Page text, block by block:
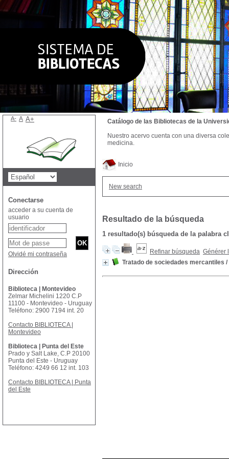
Inicio
New search
Resultado de la búsqueda
1 resultado(s) búsqueda de la palabra
Refinar búsqueda Générer
Tratado de sociedades mercantiles /
Catálogo de las Bibliotecas de la
Nuestro acervo cuenta con una diversa
medicina.
A- A A+
Conectarse
acceder a su cuenta de
usuario
Olvidé mi contraseña
Dirección
Biblioteca | Montevideo
Zelmar Michelini 1220 C.P
11100 - Montevideo - Uruguay
Teléfono: 2900 7194 int. 20
Contacto BIBLIOTECA |
Montevideo
Biblioteca | Punta del Este
Prado y Salt Lake, C.P 20100
Punta del Este - Uruguay
Teléfono: 4249 66 12 int. 103
Contacto BIBLIOTECA | Punta
del Este